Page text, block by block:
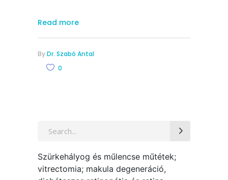
Read more
ByDr. Szabó Antal
0
Search
Szürkehályog és műlencse műtétek;
vitrectomia; makula degeneráció,